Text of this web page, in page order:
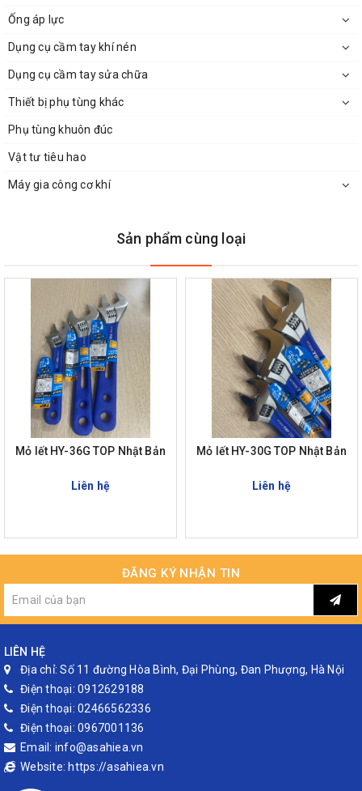
Ống áp lực
Dụng cụ cầm tay khí nén
Dụng cụ cầm tay sửa chữa
Thiết bị phụ tùng khác
Phụ tùng khuôn đúc
Vật tư tiêu hao
Máy gia công cơ khí
Sản phẩm cùng loại
Mỏ lết HY-36G TOP Nhật Bản
Liên hệ
Mỏ lết HY-30G TOP Nhật Bản
Liên hệ
ĐĂNG KÝ NHẬN TIN
LIÊN HỆ
Địa chỉ: Số 11 đường Hòa Bình, Đại Phùng, Đan Phượng, Hà Nội
Điện thoại: 0912629188
Điện thoại: 02466562336
Điện thoại: 0967001136
Email: info@asahiea.vn
Website: https://asahiea.vn